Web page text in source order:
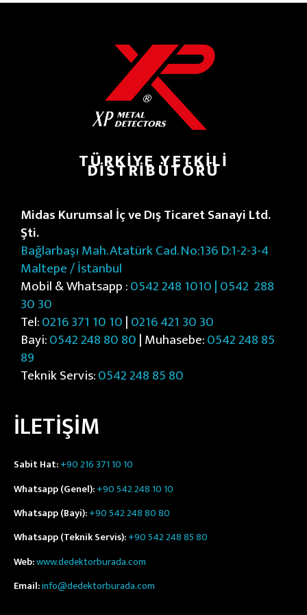
TÜRKIYE YETKILI
DISTRIBÜTÖRÜ
Midas Kurumsal İç ve Dış Ticaret Sanayi Ltd.
Şti.
Bağlarbaşı Mah. Atatürk Cad. No:136 D:1-2-3-4
Maltepe / İstanbul
Mobil & Whatsapp :0542 248 1010 | 0542 288
30 30
Tel:0216 371 10 10|0216 421 30 30
Bayi:0542 248 80 80| Muhasebe:0542 248 85
89
Teknik Servis:0542 248 85 80
İLETİŞİM
Sabit Hat:+90 216 371 10 10
Whatsapp (Genel):+90 542 248 10 10
Whatsapp (Bayi):+90 542 248 80 80
Whatsapp (Teknik Servis):+90 542 248 85 80
Web:www.dedektorburada.com
Email:info@dedektorburada.com